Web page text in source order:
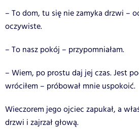
– To dom, tu się nie zamyka drzwi –
oczywiste.
– To nasz pokój – przypomniałam.
– Wiem, po prostu daj jej czas. Jest
wróciłem – próbował mnie uspokoić.
Wieczorem jego ojciec zapukał, a
drzwi i zajrzał głową.